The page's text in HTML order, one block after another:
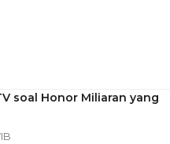
soal Honor Miliaran yang